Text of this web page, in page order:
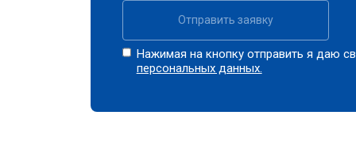
Отправить заявку
Нажимая на кнопку отправить я даю
персональных данных.